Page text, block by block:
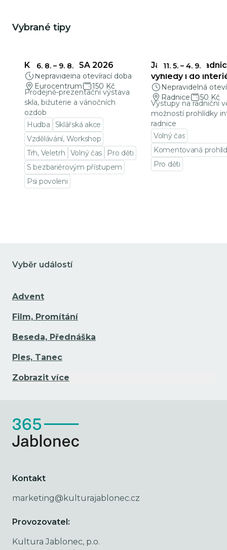
Vybrané tipy
6. 8. – 9. 8.
KŘEHKÁ KRÁSA 2026
Nepravidelná otevírací doba
Eurocentrum
150 Kč
Prodejně-prezentační výstava
skla, bižuterie a vánočních
ozdob
Hudba
Sklářská akce
Vzdělávání, Workshop
Trh, Veletrh
Volný čas
Pro děti
S bezbariérovým přístupem
Psi povoleni
11. 5. – 4. 9.
Jablonecká
výhledy i do
Nepravidelná
Radnice
50 Kč
Výstupy na radniční
možností prohlídky
radnice
Volný čas
Komentovaná
Pro děti
Vyběr událostí
Advent
Film, Promítání
Beseda, Přednáška
Ples, Tanec
Zobrazit více
Kontakt
marketing@kulturajablonec.cz
Provozovatel:
Kultura Jablonec, p.o.